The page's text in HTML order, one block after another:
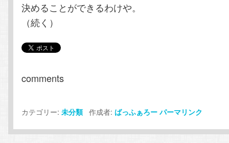
決めることができるわけや。
（続く）
comments
カテゴリー:未分類作成者: ばっふぁろー パーマリンク